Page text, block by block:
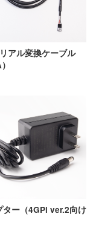
アル変換ケーブル
ター（4GPi ver.2向け